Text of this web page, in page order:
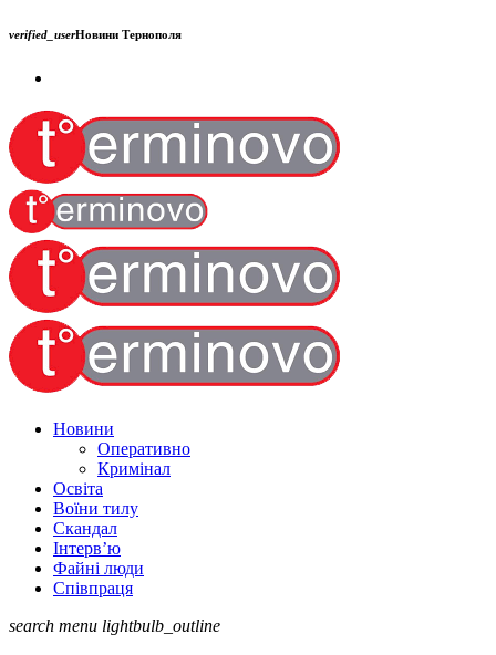
verified_userНовини Тернополя
Новини
Оперативно
Кримінал
Освіта
Воїни тилу
Скандал
Інтерв’ю
Файні люди
Співпраця
search menu lightbulb_outline